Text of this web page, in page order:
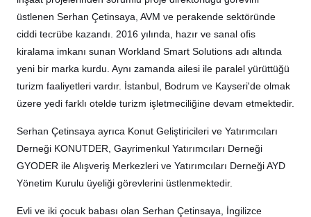
üstlenen Serhan Çetinsaya, AVM ve perakende sektöründe
ciddi tecrübe kazandı. 2016 yılında, hazır ve sanal ofis
kiralama imkanı sunan Workland Smart Solutions adı altında
yeni bir marka kurdu. Aynı zamanda ailesi ile paralel yürüttüğü
turizm faaliyetleri vardır. İstanbul, Bodrum ve Kayseri'de olmak
üzere yedi farklı otelde turizm işletmeciliğine devam etmektedir.
Serhan Çetinsaya ayrıca Konut Geliştiricileri ve Yatırımcıları
Derneği KONUTDER, Gayrimenkul Yatırımcıları Derneği
GYODER ile Alışveriş Merkezleri ve Yatırımcıları Derneği AYD
Yönetim Kurulu üyeliği görevlerini üstlenmektedir.
Evli ve iki çocuk babası olan Serhan Çetinsaya, İngilizce